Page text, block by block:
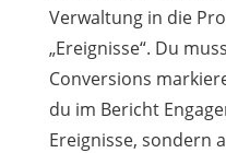
Verwaltung in die
„Ereignisse“. Du
Conversions
du im Bericht
Ereignisse, sondern